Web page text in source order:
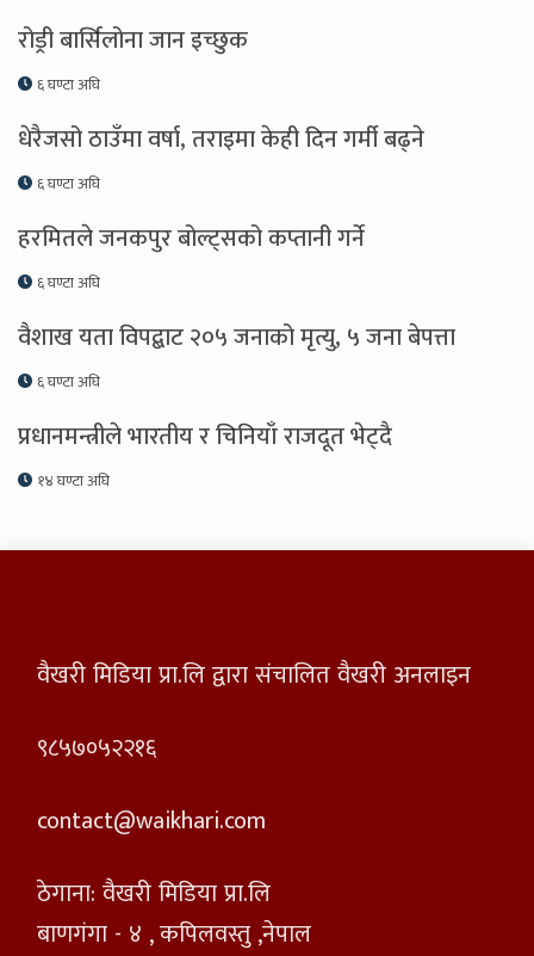
रोड्री बार्सिलोना जान इच्छुक
६ घण्टा अघि
धेरैजसो ठाउँमा वर्षा, तराइमा केही दिन गर्मी बढ्ने
६ घण्टा अघि
हरमितले जनकपुर बोल्ट्सको कप्तानी गर्ने
६ घण्टा अघि
वैशाख यता विपद्बाट २०५ जनाको मृत्यु, ५ जना बेपत्ता
६ घण्टा अघि
प्रधानमन्त्रीले भारतीय र चिनियाँ राजदूत भेट्दै
१४ घण्टा अघि
वैखरी मिडिया प्रा.लि द्वारा संचालित वैखरी अनलाइन
९८५७०५२२१६
contact@waikhari.com
ठेगाना: वैखरी मिडिया प्रा.लि
बाणगंगा - ४ , कपिलवस्तु ,नेपाल